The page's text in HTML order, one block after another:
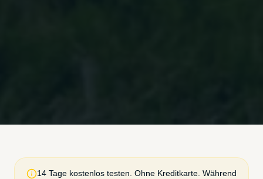
14 Tage kostenlos testen. Ohne Kreditkarte. Während